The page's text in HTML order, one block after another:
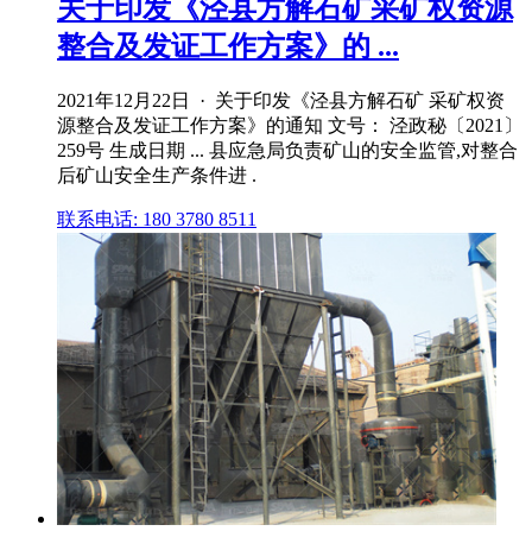
关于印发《泾县方解石矿采矿权资源
整合及发证工作方案》的 ...
2021年12月22日 · 关于印发《泾县方解石矿 采矿权资
源整合及发证工作方案》的通知 文号： 泾政秘〔2021〕
259号 生成日期 ... 县应急局负责矿山的安全监管,对整合
后矿山安全生产条件进 .
联系电话: 180 3780 8511